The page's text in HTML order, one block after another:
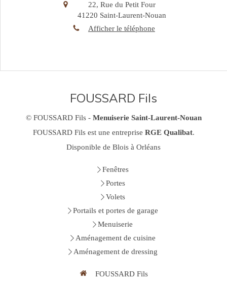
22, Rue du Petit Four
41220 Saint-Laurent-Nouan
Afficher le téléphone
FOUSSARD Fils
© FOUSSARD Fils - Menuiserie Saint-Laurent-Nouan
FOUSSARD Fils est une entreprise RGE Qualibat.
Disponible de Blois à Orléans
Fenêtres
Portes
Volets
Portails et portes de garage
Menuiserie
Aménagement de cuisine
Aménagement de dressing
FOUSSARD Fils